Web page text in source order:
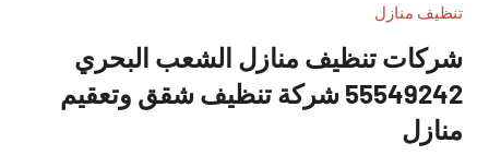
للاعلانات
بالكويت
تنظيف منازل
شركات تنظيف منازل الشعب البحري
55549242 شركة تنظيف شقق وتعقيم
منازل